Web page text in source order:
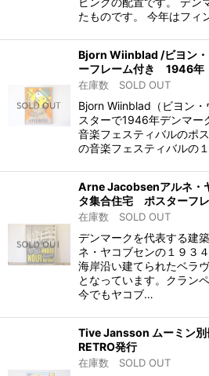
たものです。 今年はフ
Bjorn Wiinblad /ビヨン・
ーフレーム付き 1946年
在庫数 SOLD OUT
Bjorn Wiinblad（ビヨン
スターで1946年デンマー
音楽フェスティバルのポ
の音楽フェスティバルの
Arne Jacobsenアルネ・
タ集合住宅 ポスターフ
在庫数 SOLD OUT
デンマークを代表する建
ネ・ヤコブセンの１９３
海岸沿い建てられたベラ
となっています。クラン
今でもヤコブ…
Tive Jansson ムーミン
RETRO発行
在庫数 SOLD OUT